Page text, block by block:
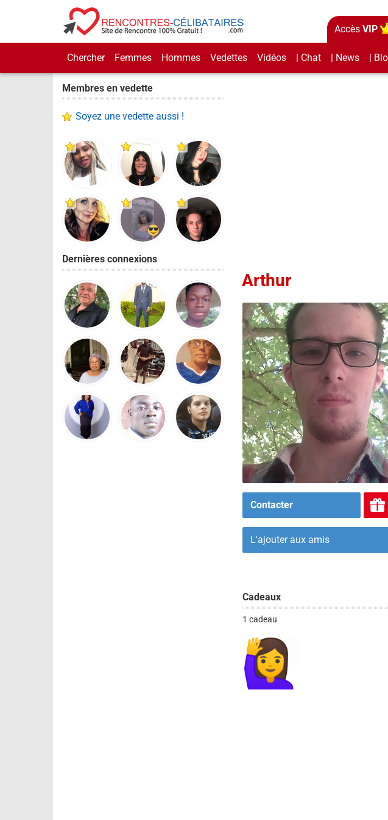
Accès VIP
Chercher Femmes Hommes Vedettes Vidéos | Chat | News |
Membres en vedette
Soyez une vedette aussi !
Dernières connexions
Arthur
Contacter
L'ajouter aux amis
Cadeaux
1 cadeau